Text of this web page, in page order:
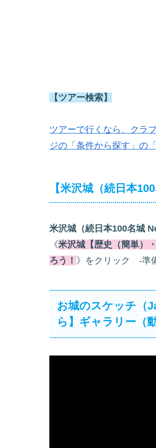
【ツアー検索】
ツアーで行くなら、クラ
ジの「条件から探す」の
【米沢城（続日本
米沢城（続日本100名城
《米沢城【歴史（簡単）
ろう！ 》をクリック -準
お城のスケッチ（
ら】ギャラリー（